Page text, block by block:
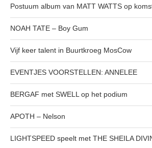
Postuum album van MATT WATTS op
NOAH TATE – Boy Gum
Vijf keer talent in Buurtkroeg MosCow
EVENTJES VOORSTELLEN: ANNELEE
BERGAF met SWELL op het podium
APOTH – Nelson
LIGHTSPEED speelt met THE SHEILA